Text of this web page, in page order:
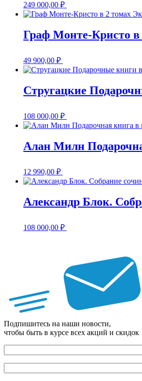
249 000,00 ₽
Граф Монте-Кристо в
49 900,00 ₽
Стругацкие
108 000,00 ₽
Алан Милн
12 990,00 ₽
Александр Блок.
108 000,00 ₽
Подпишитесь на наши новости,
чтобы быть в курсе всех акций и скидок